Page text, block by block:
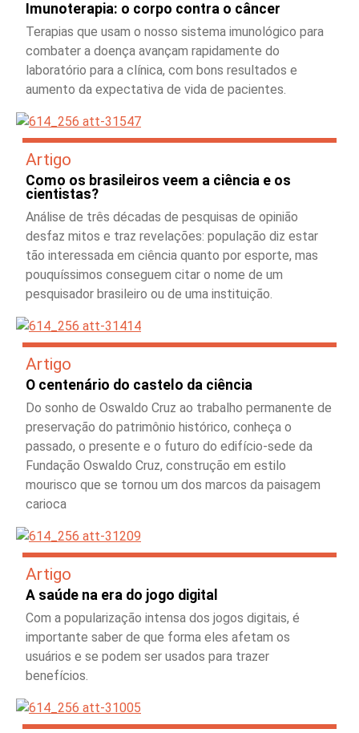
Imunoterapia: o corpo contra o câncer
Terapias que usam o nosso sistema imunológico para
combater a doença avançam rapidamente do
laboratório para a clínica, com bons resultados e
aumento da expectativa de vida de pacientes.
Artigo
Como os brasileiros veem a ciência e os
cientistas?
Análise de três décadas de pesquisas de opinião
desfaz mitos e traz revelações: população diz estar
tão interessada em ciência quanto por esporte, mas
pouquíssimos conseguem citar o nome de um
pesquisador brasileiro ou de uma instituição.
Artigo
O centenário do castelo da ciência
Do sonho de Oswaldo Cruz ao trabalho permanente de
preservação do patrimônio histórico, conheça o
passado, o presente e o futuro do edifício-sede da
Fundação Oswaldo Cruz, construção em estilo
mourisco que se tornou um dos marcos da paisagem
carioca
Artigo
A saúde na era do jogo digital
Com a popularização intensa dos jogos digitais, é
importante saber de que forma eles afetam os
usuários e se podem ser usados para trazer
benefícios.